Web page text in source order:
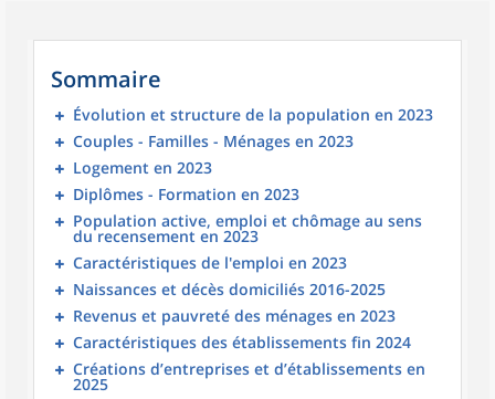
Sommaire
Évolution et structure de la population en 2023
Couples - Familles - Ménages en 2023
Logement en 2023
Diplômes - Formation en 2023
Population active, emploi et chômage au sens
du recensement en 2023
Caractéristiques de l'emploi en 2023
Naissances et décès domiciliés 2016-2025
Revenus et pauvreté des ménages en 2023
Caractéristiques des établissements fin 2024
Créations d’entreprises et d’établissements en
2025